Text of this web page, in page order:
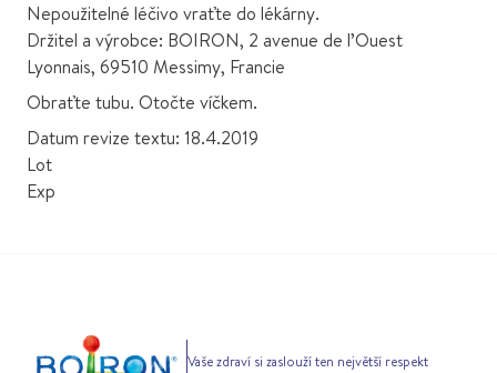
Nepoužitelné léčivo vraťte do lékárny.
Držitel a výrobce: BOIRON, 2 avenue de l’Ouest
Lyonnais, 69510 Messimy, Francie
Obraťte tubu. Otočte víčkem.
Datum revize textu: 18.4.2019
Lot
Exp
Vaše zdraví si zaslouží ten největší respekt